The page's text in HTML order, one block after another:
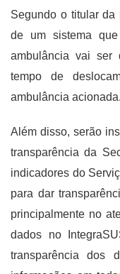
Segundo o titular
de um sistema
ambulância vai ser
tempo de
ambulância acionada.
Além disso, serão
transparência da
indicadores do
para dar
principalmente no
dados no
transparência dos